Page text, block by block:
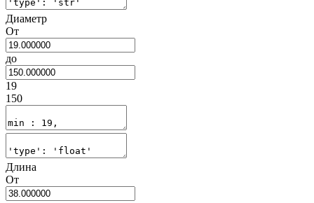
Диаметр
От
до
19
150
Длина
От